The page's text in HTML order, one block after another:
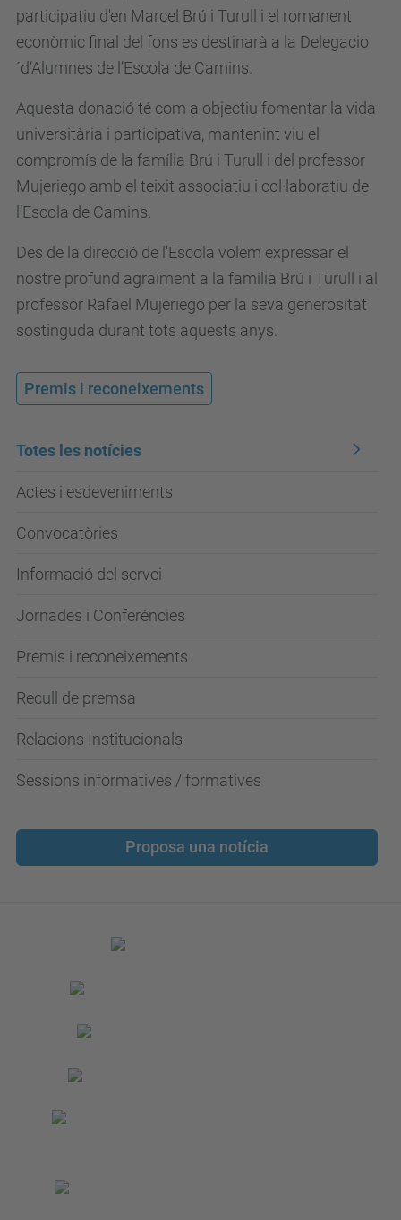
participatiu d'en Marcel Brú i Turull i el romanent
econòmic final del fons es destinarà a la Delegacio
´d’Alumnes de l’Escola de Camins.
Aquesta donació té com a objectiu fomentar la vida
universitària i participativa, mantenint viu el
compromís de la família Brú i Turull i del professor
Mujeriego amb el teixit associatiu i col·laboratiu de
l’Escola de Camins.
Des de la direcció de l'Escola volem expressar el
nostre profund agraïment a la família Brú i Turull i al
professor Rafael Mujeriego per la seva generositat
sostinguda durant tots aquests anys.
Premis i reconeixements
Totes les notícies
Actes i esdeveniments
Convocatòries
Informació del servei
Jornades i Conferències
Premis i reconeixements
Recull de premsa
Relacions Institucionals
Sessions informatives / formatives
Proposa una notícia